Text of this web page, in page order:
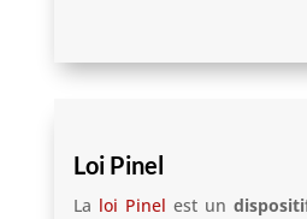
Loi Pinel
La loi Pinel est un